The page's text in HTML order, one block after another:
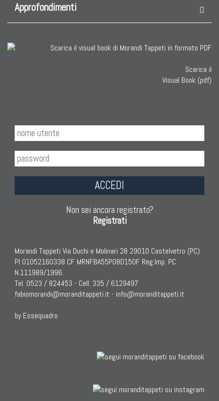
Approfondimenti
Scarica il
Visual Book (pdf)
ACCEDI
Non sei ancora registrato?
Registrati
Morandi Tappeti Via Duchi e Molinari 28 29010 Castelvetro (PC)
PI 01052160338 CF MRNFBA55P08D150F Reg.Imp. PC
N.111989/1996.
Tel. 0523 / 824453 - Cell. 335 / 6129497
fabiomorandi@moranditappeti.it - info@moranditappeti.it
by Essequadro